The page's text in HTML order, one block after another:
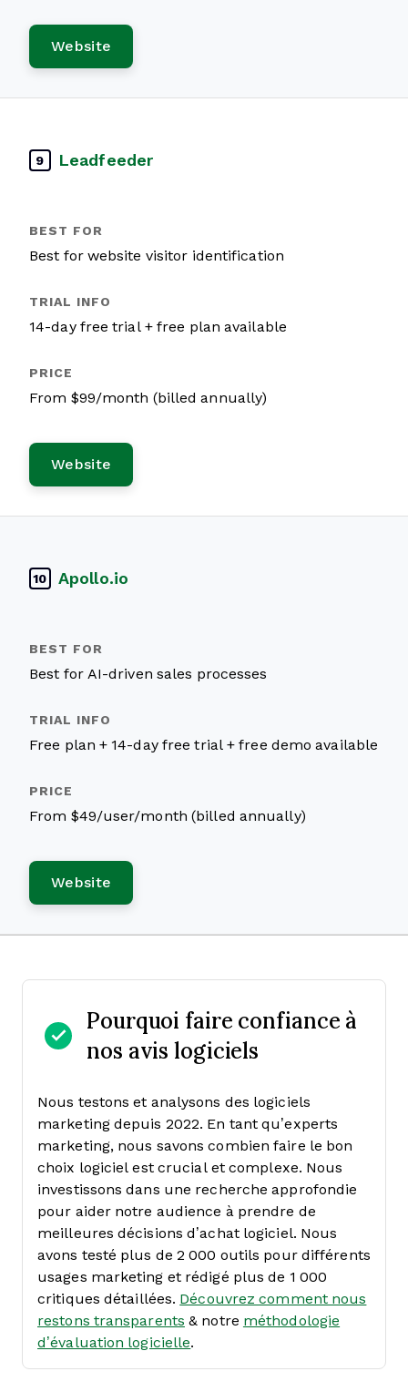
Website
9 Leadfeeder
Best for website visitor identification
14-day free trial + free plan available
From $99/month (billed annually)
Website
10 Apollo.io
Best for AI-driven sales processes
Free plan + 14-day free trial + free demo available
From $49/user/month (billed annually)
Website
Pourquoi faire confiance à
nos avis logiciels
Nous testons et analysons des logiciels
marketing depuis 2022. En tant qu’experts
marketing, nous savons combien faire le bon
choix logiciel est crucial et complexe. Nous
investissons dans une recherche approfondie
pour aider notre audience à prendre de
meilleures décisions d’achat logiciel. Nous
avons testé plus de 2 000 outils pour différents
usages marketing et rédigé plus de 1 000
critiques détaillées. Découvrez comment nous
restons transparents & notre méthodologie
d’évaluation logicielle.